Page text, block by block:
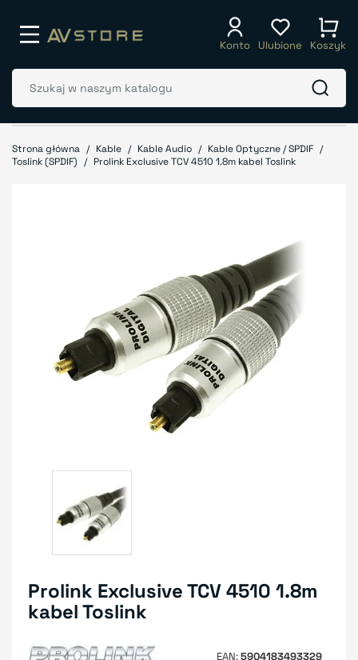
Konto Ulubione Koszyk
Strona główna Kable Kable Audio
Kable Optyczne / SPDIF
Toslink (SPDIF)
Prolink Exclusive TCV 4510 1.8m kabel Toslink
Prolink Exclusive TCV 4510 1.8m
kabel Toslink
EAN 5904183493329